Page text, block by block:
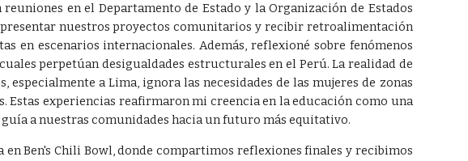
en el Departamento de Estado y la Organización de Estados
nuestros proyectos comunitarios y recibir retroalimentación
en escenarios internacionales. Además, reflexioné sobre fenómenos
perpetúan desigualdades estructurales en el Perú. La realidad de
a Lima, ignora las necesidades de las mujeres de zonas
Estas experiencias reafirmaron mi creencia en la educación como una
a nuestras comunidades hacia un futuro más equitativo.
Ben's Chili Bowl, donde compartimos reflexiones finales y recibimos